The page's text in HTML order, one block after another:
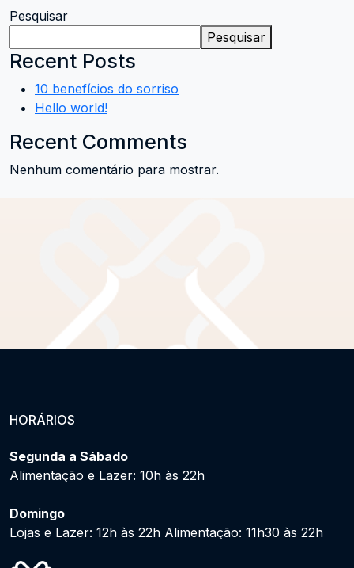
Pesquisar
Pesquisar
Recent Posts
10 benefícios do sorriso
Hello world!
Recent Comments
Nenhum comentário para mostrar.
HORÁRIOS
Segunda a Sábado
Alimentação e Lazer: 10h às 22h
Domingo
Lojas e Lazer: 12h às 22h Alimentação: 11h30 às 22h